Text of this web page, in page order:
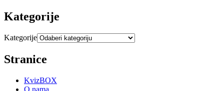
Kategorije
Kategorije
Stranice
KvizBOX
O nama